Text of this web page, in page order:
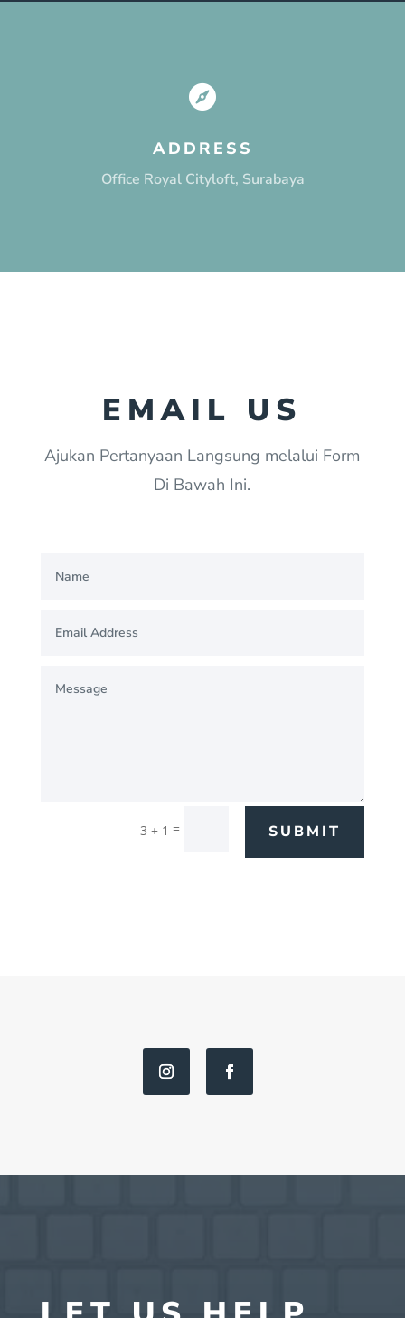

ADDRESS
Office Royal Cityloft, Surabaya
EMAIL US
Ajukan Pertanyaan Langsung melalui Form
Di Bawah Ini.
3 + 1 = SUBMIT